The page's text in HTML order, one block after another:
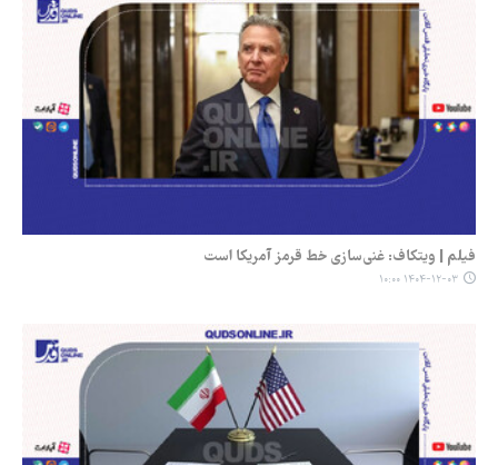
فیلم | ویتکاف: غنی‌سازی خط قرمز آمریکا است
۱۴۰۴-۱۲-۰۳ ۱۰:۰۰